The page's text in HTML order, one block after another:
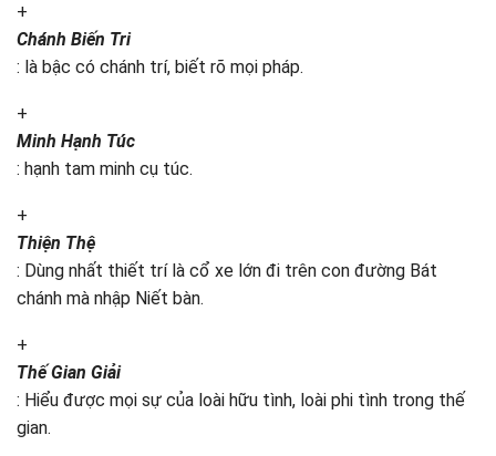
+
Chánh Biến Tri
: là bậc có chánh trí, biết rõ mọi pháp.
+
Minh Hạnh Túc
: hạnh tam minh cụ túc.
+
Thiện Thệ
: Dùng nhất thiết trí là cổ xe lớn đi trên con đường Bát
chánh mà nhập Niết bàn.
+
Thế Gian Giải
: Hiểu được mọi sự của loài hữu tình, loài phi tình trong thế
gian.